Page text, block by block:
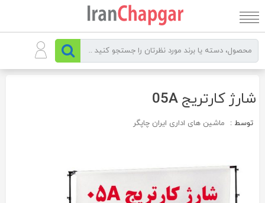
به
شارژ کارتریج 05A
توسط : ماشین های اداری ایران چاپگر